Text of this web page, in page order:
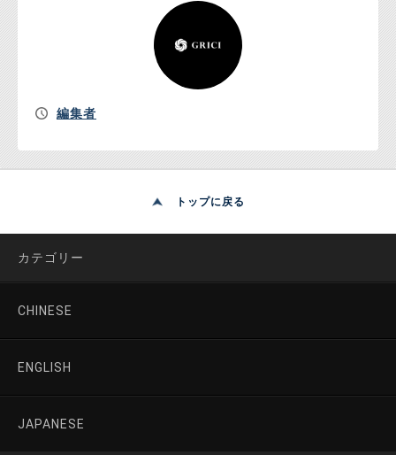
編集者
トップに戻る
カテゴリー
CHINESE
ENGLISH
JAPANESE